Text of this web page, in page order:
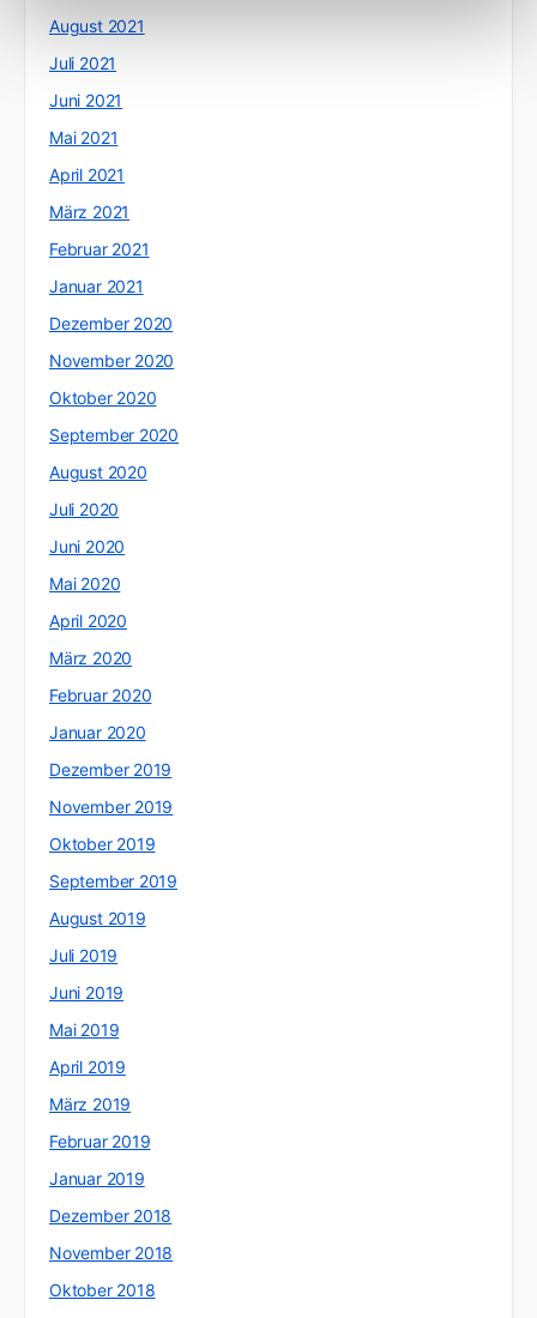
August 2021
Juli 2021
Juni 2021
Mai 2021
April 2021
März 2021
Februar 2021
Januar 2021
Dezember 2020
November 2020
Oktober 2020
September 2020
August 2020
Juli 2020
Juni 2020
Mai 2020
April 2020
März 2020
Februar 2020
Januar 2020
Dezember 2019
November 2019
Oktober 2019
September 2019
August 2019
Juli 2019
Juni 2019
Mai 2019
April 2019
März 2019
Februar 2019
Januar 2019
Dezember 2018
November 2018
Oktober 2018